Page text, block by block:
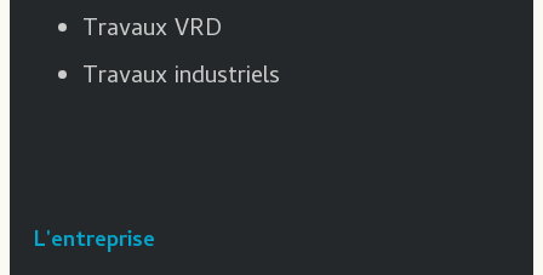
Travaux VRD
Travaux industriels
L'entreprise